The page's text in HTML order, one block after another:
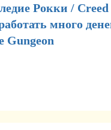
Рокки / Creed
много
Gungeon